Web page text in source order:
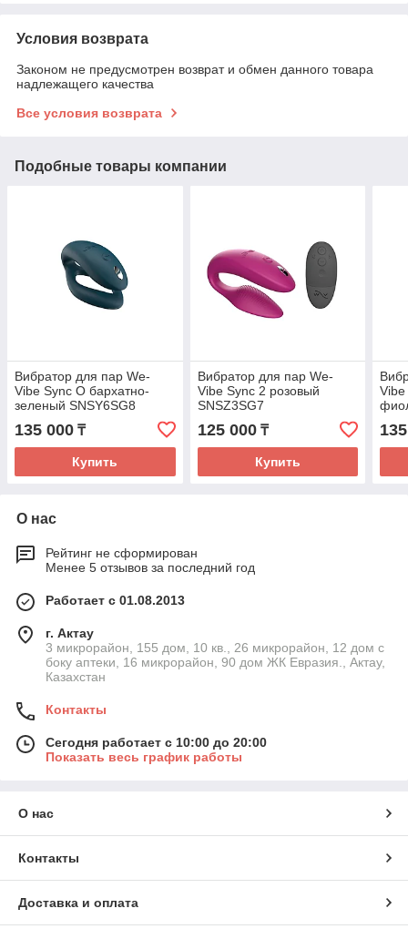
Условия возврата
Законом не предусмотрен возврат и обмен данного товара
надлежащего качества
Все условия возврата
Подобные товары компании
Вибратор для пар We-
Vibe Sync O бархатно-
зеленый SNSY6SG8
135 000 ₸
Купить
Вибратор для пар We-
Vibe Sync 2 розовый
SNSZ3SG7
125 000₸
Купить
Vibe
О нас
Рейтинг не сформирован
Менее 5 отзывов за последний год
Работает с 01.08.2013
г. Актау
3 микрорайон, 155 дом, 10 кв., 26 микрорайон, 12 дом с
боку аптеки, 16 микрорайон, 90 дом ЖК Евразия., Актау,
Казахстан
Контакты
Сегодня работает с 10:00 до 20:00
Показать весь график работы
О нас
Контакты
Доставка и оплата